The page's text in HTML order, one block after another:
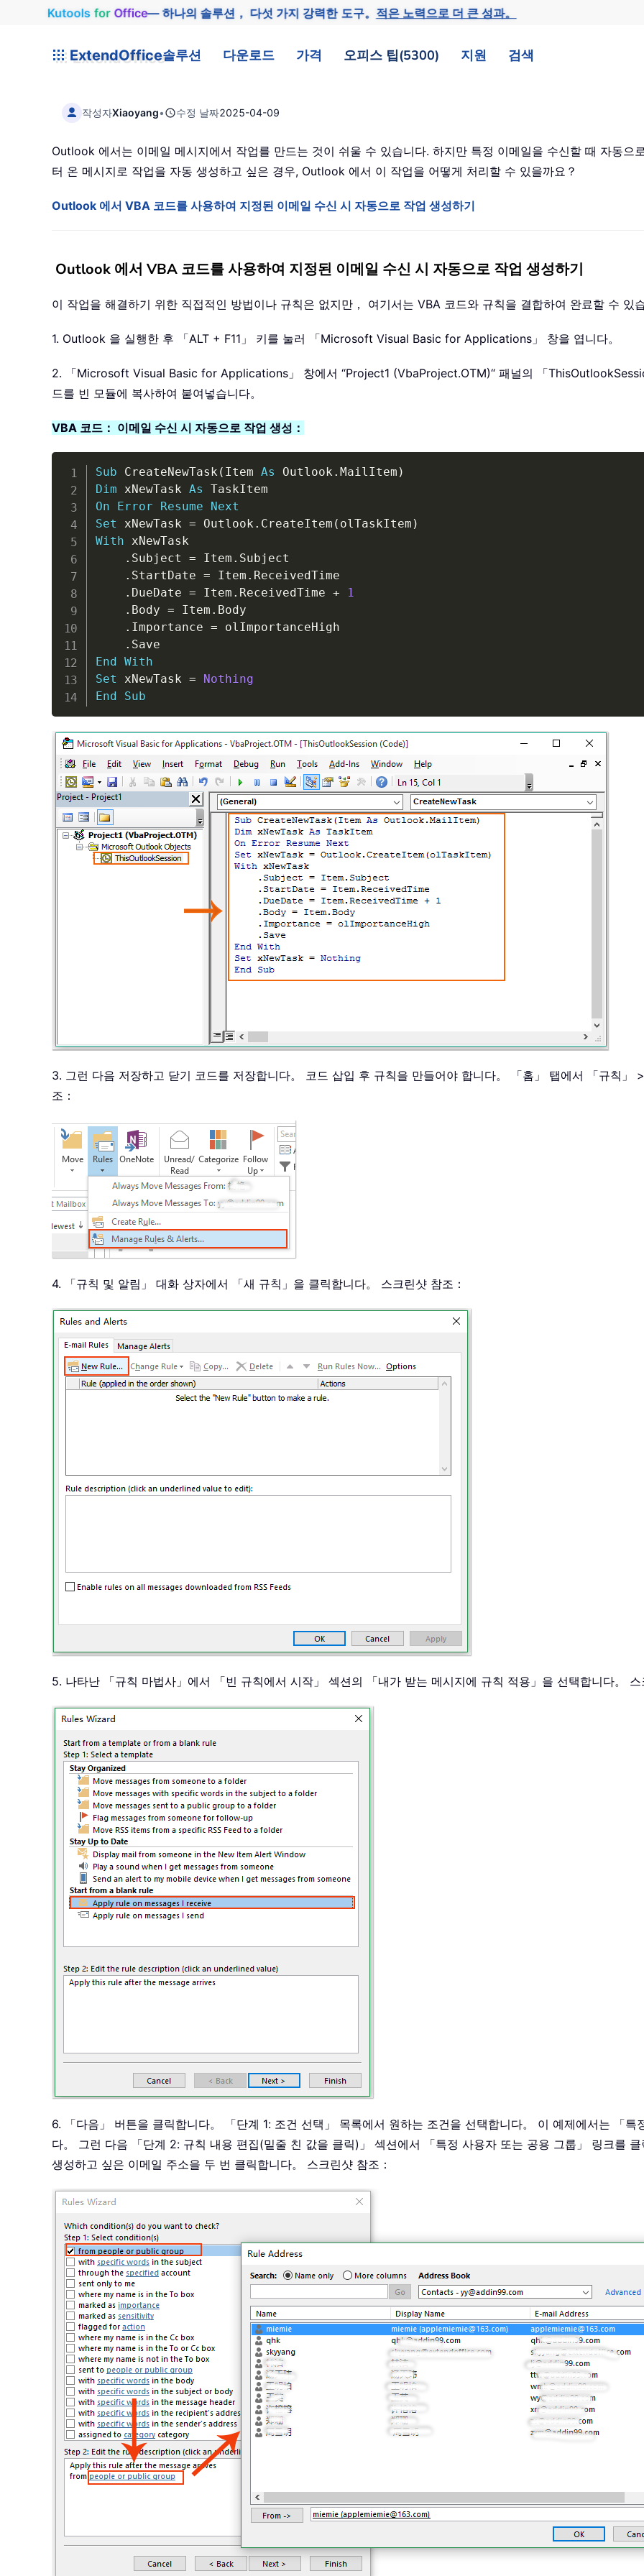
Kutools for Office— 하나의 솔루션， 다섯 가지 강력한 도구。적은 노력으로 더 큰 성과。
ExtendOffice솔루션 다운로드 가격 오피스 팁(5300) 지원 검색
작성자Xiaoyang• 수정 날짜2025-04-09
Outlook 에서는 이메일 메시지에서 작업를 만드는 것이 쉬울 수 있습니다. 하지만 특정 이메일을 수신할 때 자동으
터 온 메시지로 작업을 자동 생성하고 싶은 경우, Outlook 에서 이 작업을 어떻게 처리할 수 있을까요？
Outlook 에서 VBA 코드를 사용하여 지정된 이메일 수신 시 자동으로 작업 생성하기
Outlook 에서 VBA 코드를 사용하여 지정된 이메일 수신 시 자동으로 작업 생성하기
이 작업을 해결하기 위한 직접적인 방법이나 규칙은 없지만， 여기서는 VBA 코드와 규칙을 결합하여 완료할 수 있
1. Outlook 을 실행한 후 「ALT + F11」 키를 눌러 「Microsoft Visual Basic for Applications」 창을 엽니다。
2. 「Microsoft Visual Basic for Applications」 창에서 “Project1 (VbaProject.OTM)“ 패널의 「
드를 빈 모듈에 복사하여 붙여넣습니다。
VBA 코드： 이메일 수신 시 자동으로 작업 생성：
Sub CreateNewTask ( Item As Outlook . MailItem )
Dim xNewTask As
On
Error Resume
Next
Set xNewTask = Outlook . CreateItem ( olTaskItem )
With xNewTask
. Subject = Item . Subject
. StartDate = Item . ReceivedTime
. DueDate = Item . ReceivedTime +
1
. Body = Item . Body
. Importance = olImportanceHigh
.
End
With
Set xNewTask =
Nothing
End
Sub
3. 그런 다음 저장하고 닫기 코드를 저장합니다。 코드 삽입 후 규칙을 만들어야 합니다。 「홈」 탭에서 「규칙」
조：
4. 「규칙 및 알림」 대화 상자에서 「새 규칙」을 클릭합니다。 스크린샷 참조：
5. 나타난 「규칙 마법사」에서 「빈 규칙에서 시작」 섹션의 「내가 받는 메시지에 규칙 적용」을 선택합니다。 스
6. 「다음」 버튼을 클릭합니다。 「단계 1: 조건 선택」 목록에서 원하는 조건을 선택합니다。 이 예제에서는 「
다。 그런 다음 「단계 2: 규칙 내용 편집(밑줄 친 값을 클릭)」 섹션에서 「특정 사용자 또는 공용 그룹」 링크를
생성하고 싶은 이메일 주소을 두 번 클릭합니다。 스크린샷 참조：